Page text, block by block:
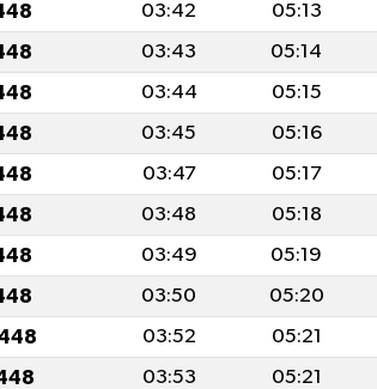
03:42 05:13
03:43 05:14
03:44 05:15
03:45 05:16
03:47 05:17
03:48 05:18
03:49 05:19
03:50 05:20
03:52 05:21
03:53 05:21